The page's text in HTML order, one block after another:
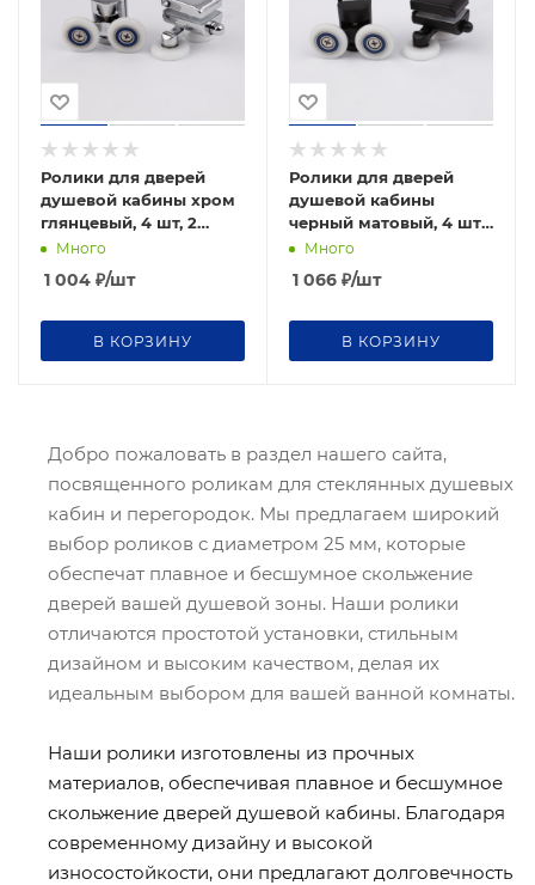
Ролики для дверей
душевой кабины хром
глянцевый, 4 шт, 2
верхних, 2 нижних
Много
1 004 ₽/шт
В КОРЗИНУ
Ролики для дверей
душевой кабины
черный матовый, 4 шт,
2 верхних, 2 нижних
Много
1 066 ₽/шт
В КОРЗИНУ
Добро пожаловать в раздел нашего сайта,
посвященного роликам для стеклянных душевых
кабин и перегородок. Мы предлагаем широкий
выбор роликов с диаметром 25 мм, которые
обеспечат плавное и бесшумное скольжение
дверей вашей душевой зоны. Наши ролики
отличаются простотой установки, стильным
дизайном и высоким качеством, делая их
идеальным выбором для вашей ванной комнаты.
Наши ролики изготовлены из прочных
материалов, обеспечивая плавное и бесшумное
скольжение дверей душевой кабины. Благодаря
современному дизайну и высокой
износостойкости, они предлагают долговечность